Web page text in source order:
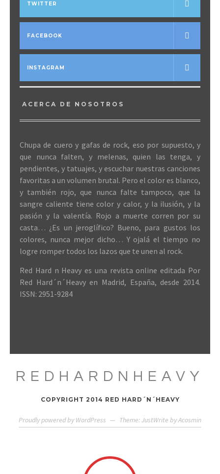
TWITTER
FACEBOOK
INSTAGRAM
ACERCA DE NOSOTROS
Chupa de cuero y gafas de rock, eso por supuesto, y
que nunca falten, y melenas, quien las tenga, y
pendientes, y tatuajes, y escuchar nuestras canciones
favoritas a un volumen brutal. Pero el color es blanco,
y también rojo, que nunca falte tampoco, que la
sangre caliente tiene color y calor, y la ilusión, y la
pasión y la valentía. Rojo a muerte corren por su
casta… ¿Es un jeroglífico? Bueno, para gustos los
colores, nunca mejor dicho… Y ojalá el tiempo no
logre romper todos los lazos que te unen al rock.
Red Hard n Heavy es una revista online editada Por
Red Hard´n´Heavy en Madrid, España, desde 2014.
ISSN: 2951-9284
REDHARDNHEAVY
COPYRIGHT 2014 RED HARD´N´HEAVY
Proudly powered by WordPress — Theme: JustWrite byAcosmin